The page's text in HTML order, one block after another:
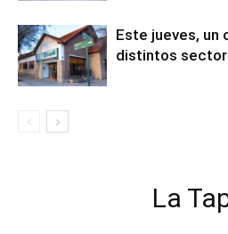
Este jueves, un
distintos
La